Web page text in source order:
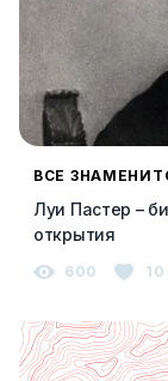
ВСЕ
Луи Пастер –
открытия
600 10